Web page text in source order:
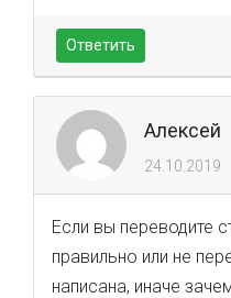
Ответить
Алексей
24.10.2019
Если вы переводите
правильно или не
написана, иначе